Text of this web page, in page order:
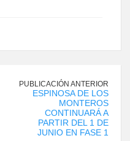
PUBLICACIÓN ANTERIOR
ESPINOSA DE LOS
MONTEROS
CONTINUARÁ A
PARTIR DEL 1 DE
JUNIO EN FASE 1